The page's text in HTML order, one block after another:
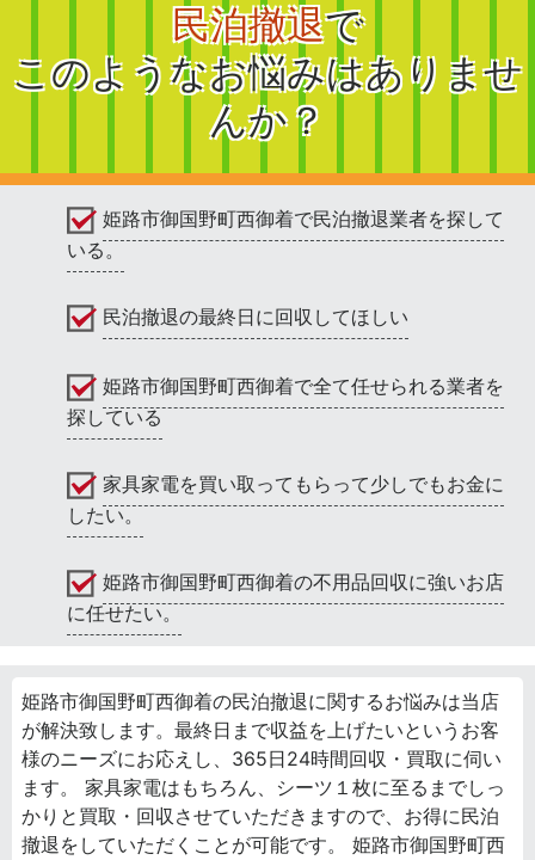
民泊撤退で
このようなお悩みはありませ
んか？
姫路市御国野町西御着で民泊撤退業者を探して
いる。
民泊撤退の最終日に回収してほしい
姫路市御国野町西御着で全て任せられる業者を
探している
家具家電を買い取ってもらって少しでもお金に
したい。
姫路市御国野町西御着の不用品回収に強いお店
に任せたい。
姫路市御国野町西御着の民泊撤退に関するお悩みは当店
が解決致します。最終日まで収益を上げたいというお客
様のニーズにお応えし、365日24時間回収・買取に伺い
ます。 家具家電はもちろん、シーツ１枚に至るまでしっ
かりと買取・回収させていただきますので、お得に民泊
撤退をしていただくことが可能です。 姫路市御国野町西